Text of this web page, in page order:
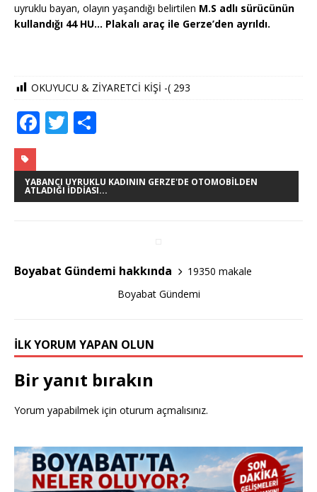
uyruklu bayan, olayın yaşandığı belirtilen M.S adlı sürücünün
kullandığı 44 HU… Plakalı araç ile Gerze’den ayrıldı.
OKUYUCU & ZİYARETCİ KİŞİ -( 293
F
c
e
o
k
T
it
te
ar
e
YABANCI UYRUKLU KADININ GERZE'DE OTOMOBILDEN
ATLADIĞI IDDIASI...
Boyabat Gündemi hakkında
19350 makale
Boyabat Gündemi
İLK YORUM YAPAN OLUN
Bir yanıt bırakın
Yorum yapabilmek için oturum açmalısınız.